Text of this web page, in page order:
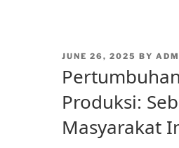
POSTED
JUNE 26, 2025 BY
Produksi:
Masyarakat